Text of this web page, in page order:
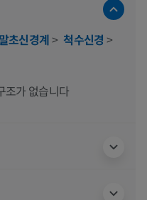
말초신경계> 척수신경 >
조가 없습니다